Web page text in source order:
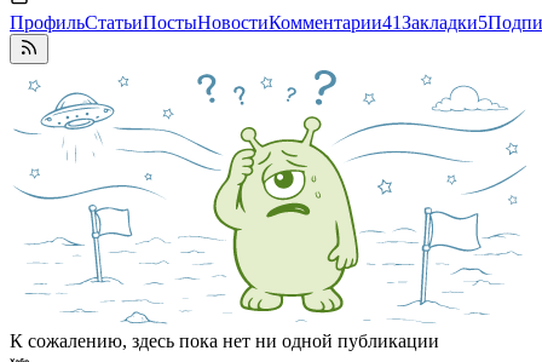
ПрофильСтатьиПостыНовостиКомментарии41Закладки5
К сожалению, здесь пока нет ни одной публикации